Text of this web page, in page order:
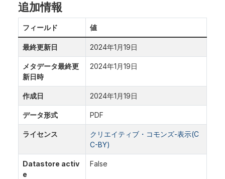
追加情報
フィールド 値
最終更新日 2024年1月19日
メタデータ最終更
新日時
2024年1月19日
作成日 2024年1月19日
データ形式 PDF
ライセンス
クリエイティブ・コモンズ-表示(C
C-BY)
Datastore activ
e
False